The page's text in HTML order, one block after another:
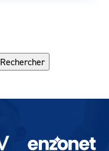
Rechercher